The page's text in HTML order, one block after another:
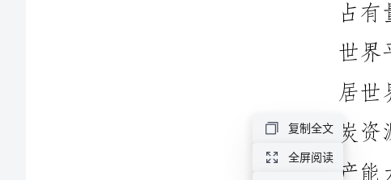
复制全文
全屏阅读